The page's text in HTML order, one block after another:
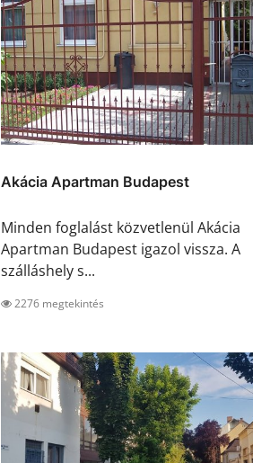
Akácia Apartman Budapest
Minden foglalást közvetlenül Akácia
Apartman Budapest igazol vissza. A
szálláshely s...
2276 megtekintés